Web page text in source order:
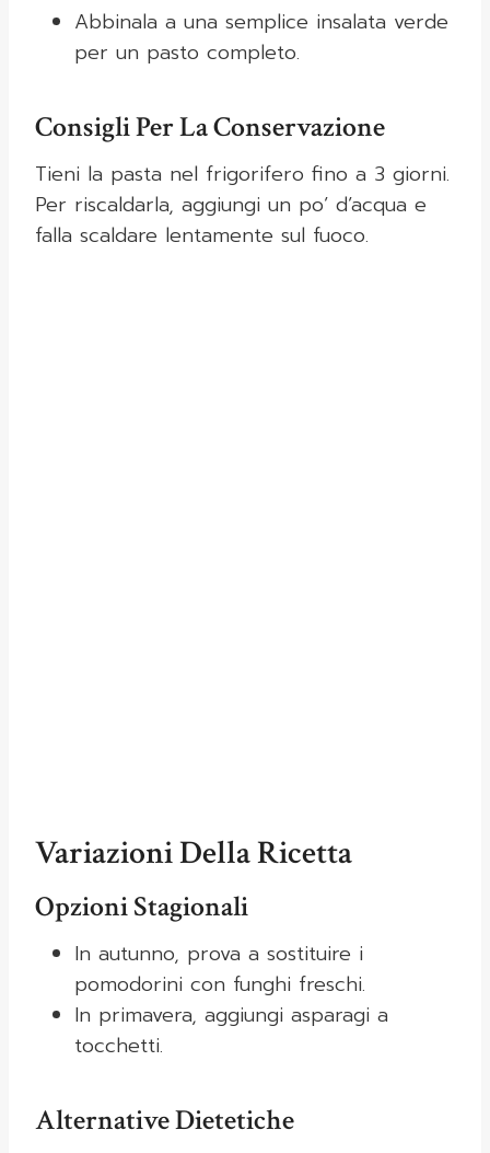
Abbinala a una semplice insalata verde
per un pasto completo.
Consigli Per La Conservazione
Tieni la pasta nel frigorifero fino a 3 giorni.
Per riscaldarla, aggiungi un po’ d’acqua e
falla scaldare lentamente sul fuoco.
Variazioni Della Ricetta
Opzioni Stagionali
In autunno, prova a sostituire i
pomodorini con funghi freschi.
In primavera, aggiungi asparagi a
tocchetti.
Alternative Dietetiche